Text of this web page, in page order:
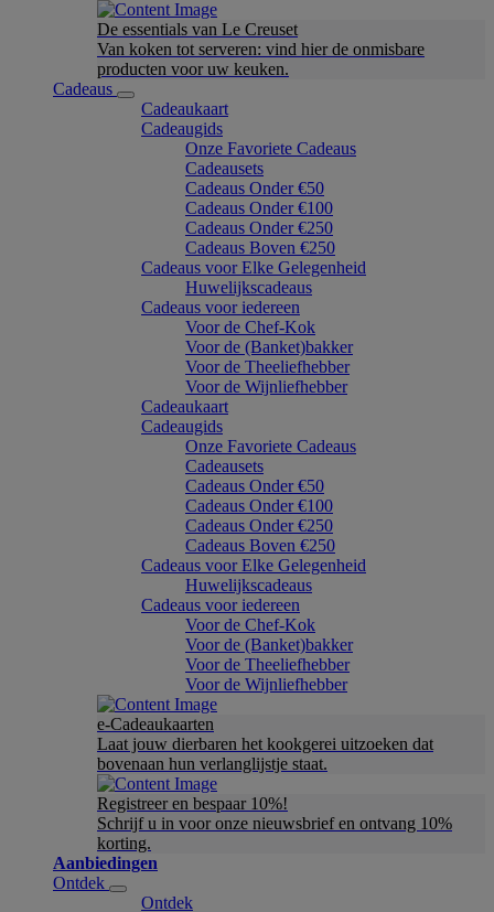
De essentials van Le Creuset
Van koken tot serveren: vind hier de onmisbare
producten voor uw keuken.
Cadeaus
Cadeaukaart
Cadeaugids
Onze Favoriete Cadeaus
Cadeausets
Cadeaus Onder €50
Cadeaus Onder €100
Cadeaus Onder €250
Cadeaus Boven €250
Cadeaus voor Elke Gelegenheid
Huwelijkscadeaus
Cadeaus voor iedereen
Voor de Chef-Kok
Voor de (Banket)bakker
Voor de Theeliefhebber
Voor de Wijnliefhebber
Cadeaukaart
Cadeaugids
Onze Favoriete Cadeaus
Cadeausets
Cadeaus Onder €50
Cadeaus Onder €100
Cadeaus Onder €250
Cadeaus Boven €250
Cadeaus voor Elke Gelegenheid
Huwelijkscadeaus
Cadeaus voor iedereen
Voor de Chef-Kok
Voor de (Banket)bakker
Voor de Theeliefhebber
Voor de Wijnliefhebber
e-Cadeaukaarten
Laat jouw dierbaren het kookgerei uitzoeken dat
bovenaan hun verlanglijstje staat.
Registreer en bespaar 10%!
Schrijf u in voor onze nieuwsbrief en ontvang 10%
korting.
Aanbiedingen
Ontdek
Ontdek